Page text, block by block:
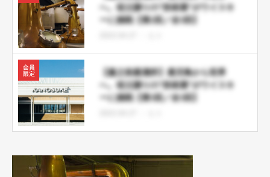
へ。祖父譲りの”技術屋”がウイスキ
ーに挑戦【第2回／全3回】
【嘉之助蒸溜所】鹿児島から世界
へ。祖父譲りの”技術屋”がウイスキ
ーに挑戦【第3回／全3回】